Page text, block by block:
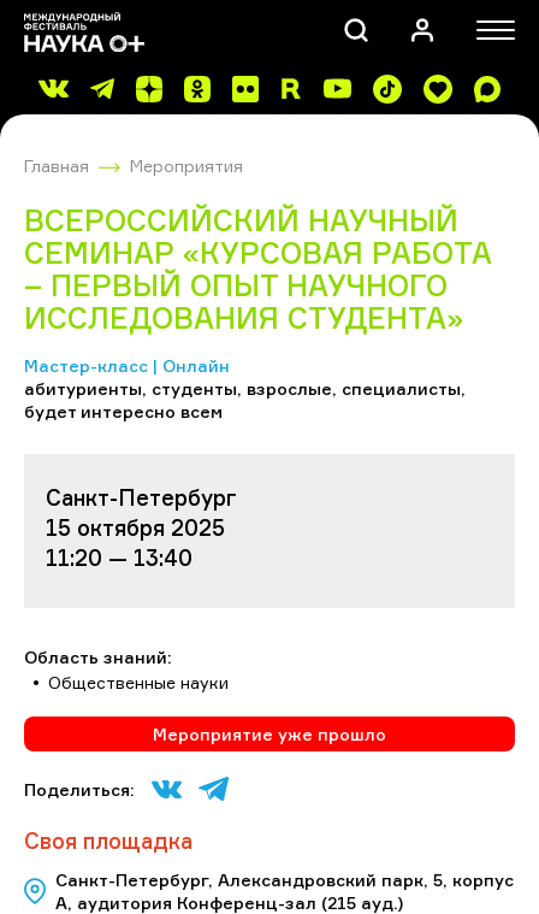
ПОИСК
Главная Мероприятия
ВСЕРОССИЙСКИЙ НАУЧНЫЙ
СЕМИНАР «КУРСОВАЯ РАБОТА
– ПЕРВЫЙ ОПЫТ НАУЧНОГО
ИССЛЕДОВАНИЯ СТУДЕНТА»
Мастер-класс | Онлайн
абитуриенты, студенты, взрослые, специалисты,
будет интересно всем
Санкт-Петербург
15 октября 2025
11:20 — 13:40
Область знаний:
Общественные науки
Мероприятие уже прошло
Поделиться:
Своя площадка
Санкт-Петербург, Александровский парк, 5, корпус
А, аудитория Конференц-зал (215 ауд.)